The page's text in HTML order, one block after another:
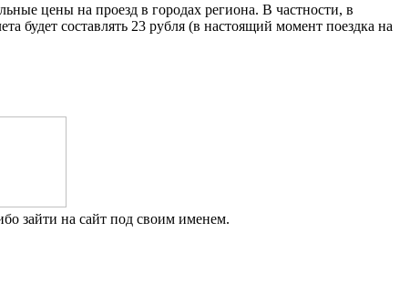
цены на проезд в городах региона. В частности, в
будет составлять 23 рубля (в настоящий момент поездка на
зайти на сайт под своим именем.